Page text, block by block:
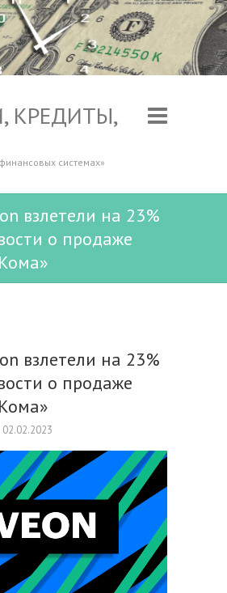
КРЕДИТЫ,
системах»
взлетели на 23%
о продаже
взлетели на 23%
о продаже
02.02.2023